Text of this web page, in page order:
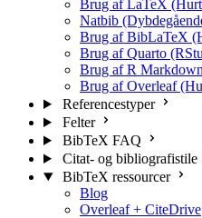
Brug af LaTeX
Natbib
Brug af BibLaTeX
Brug af Quarto
Brug af R
Brug af Overleaf
Referencestyper
Felter
BibTeX FAQ
Citat- og bibliografistile
BibTeX ressourcer
Blog
Overleaf + CiteDrive